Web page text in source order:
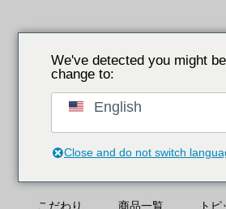
こだわり 商品一覧 ト
We've detected you might
change to:
English
Close and do not switch